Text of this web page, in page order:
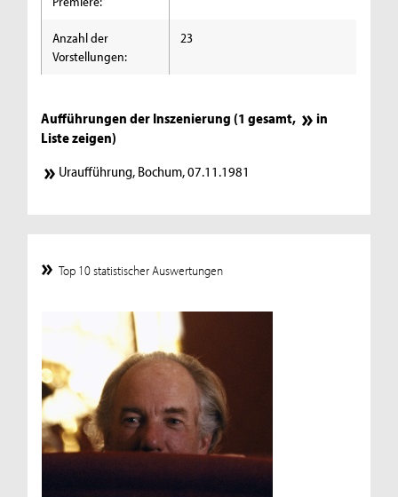
Anzahl der
Vorstellungen:
23
Aufführungen der Inszenierung (1 gesamt,
in
Liste zeigen)
Uraufführung, Bochum, 07.11.1981
Top 10 statistischer Auswertungen